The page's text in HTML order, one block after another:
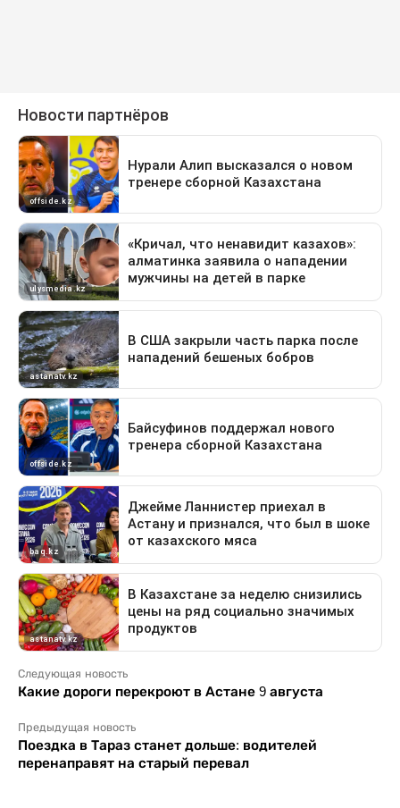
Следующая новость
Какие дороги перекроют в Астане 9 августа
Предыдущая новость
Поездка в Тараз станет дольше: водителей
перенаправят на старый перевал